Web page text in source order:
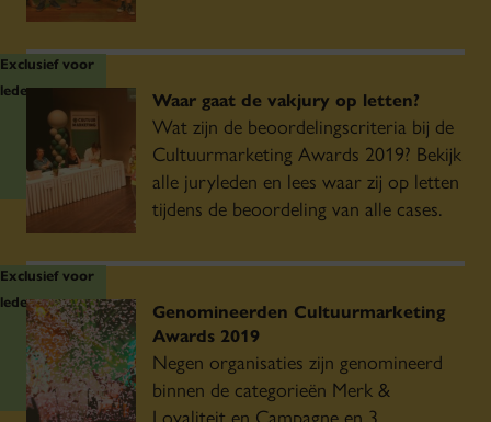
Theater Rotterdam
TivoliVredenburg
Toneelgroep Maastricht
de Warande
WeMakeTheCity
Campagne Award
Binnen deze categorie is de jury op zoek naar
effectieve, creatieve en innovatieve
Exclusief voor
leden
Waar gaat de vakjury op letten?
Wat zijn de beoordelingscriteria bij de
Cultuurmarketing Awards 2019? Bekijk
alle juryleden en lees waar zij op letten
tijdens de beoordeling van alle cases.
Exclusief voor
leden
Genomineerden Cultuurmarketing
Awards 2019
Negen organisaties zijn genomineerd
binnen de categorieën Merk &
Loyaliteit en Campagne en 3